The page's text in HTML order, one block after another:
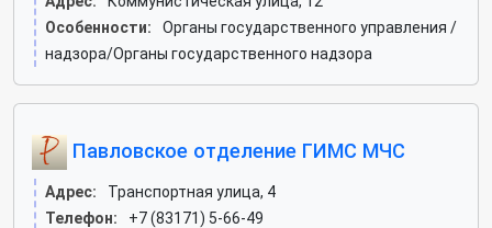
Особенности:
Органы государственного управления /
надзора/Органы государственного надзора
Павловское отделение ГИМС МЧС
Адрес:
Транспортная улица, 4
Телефон:
+7 (83171) 5-66-49